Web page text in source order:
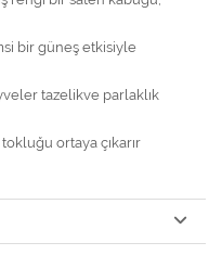
bir güneş etkisiyle
tazelikve parlaklık
ortaya çıkarır